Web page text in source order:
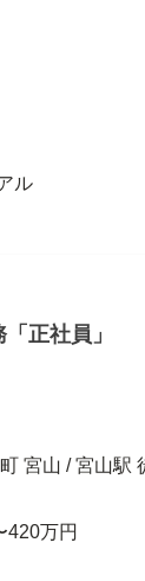
ル
正社員」
宮山 / 宮山駅
420万円